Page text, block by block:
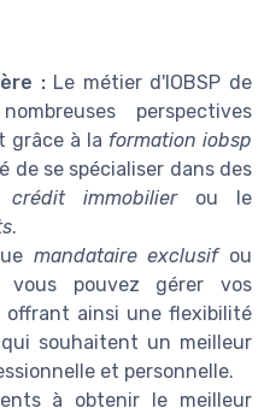
:Le métier d'IOBSP de
perspectives
grâce à la formation iobsp
de se spécialiser dans des
crédit immobilierou le
.
mandataire exclusifou
vous pouvez gérer vos
offrant ainsi une flexibilité
souhaitent un meilleur
et personnelle.
à obtenir le meilleur